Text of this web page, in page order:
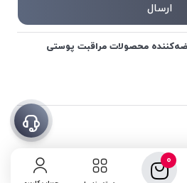
0
محصولات مراقبت پوستی